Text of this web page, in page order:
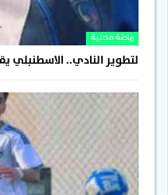
رياضة محلية
لتطوير النادي.. الاسطنبلي